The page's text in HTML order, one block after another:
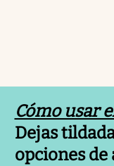
Cómo usar
Dejas
opciones de